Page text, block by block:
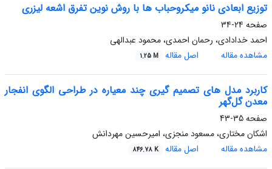
توزیع ابعادی نانو میکروحباب ها با روش نوین تفرق اشعه لیزری
صفحه 24-34
احمد خدادادی، رحمان احمدی، محمود عبدالهی
مشاهده مقاله
اصل مقاله 1.25 M
کاربرد مدل های تصمیم گیری چند معیاره در طراحی الگوی انفجار
معدن گل‌گهر
صفحه35-43
اشکان مختاری، مسعود منجزی، امیرحسین مهردانش
مشاهده مقاله
اصل مقاله 846.78 K